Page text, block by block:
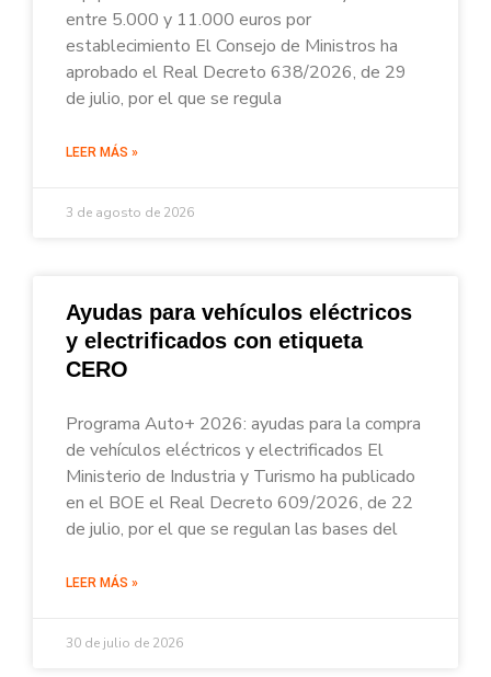
entre 5.000 y 11.000 euros por
establecimiento El Consejo de Ministros ha
aprobado el Real Decreto 638/2026, de 29
de julio, por el que se regula
LEER MÁS »
3 de agosto de 2026
Ayudas para vehículos eléctricos
y electrificados con etiqueta
CERO
Programa Auto+ 2026: ayudas para la compra
de vehículos eléctricos y electrificados El
Ministerio de Industria y Turismo ha publicado
en el BOE el Real Decreto 609/2026, de 22
de julio, por el que se regulan las bases del
LEER MÁS »
30 de julio de 2026